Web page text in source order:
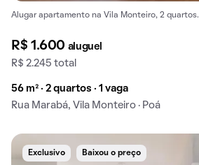
Alugar apartamento na Vila Monteiro, 2 quartos.
R$ 1.600 aluguel
R$ 2.245 total
56 m² · 2 quartos · 1 vaga
Rua Marabá, Vila Monteiro · Poá
Exclusivo Baixou o preço